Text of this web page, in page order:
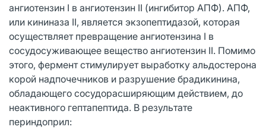
ангиотензин I в ангиотензин II (ингибитор АПФ). АПФ,
или кининаза II, является экзопептидазой, которая
осуществляет превращение ангиотензина I в
сосудосуживающее вещество ангиотензин II. Помимо
этого, фермент стимулирует выработку альдостерона
корой надпочечников и разрушение брадикинина,
обладающего сосудорасширяющим действием, до
неактивного гептапептида. В результате
периндоприл: